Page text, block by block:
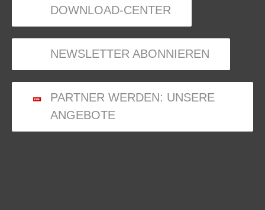
DOWNLOAD-CENTER
NEWSLETTER ABONNIEREN
PARTNER WERDEN: UNSERE
ANGEBOTE